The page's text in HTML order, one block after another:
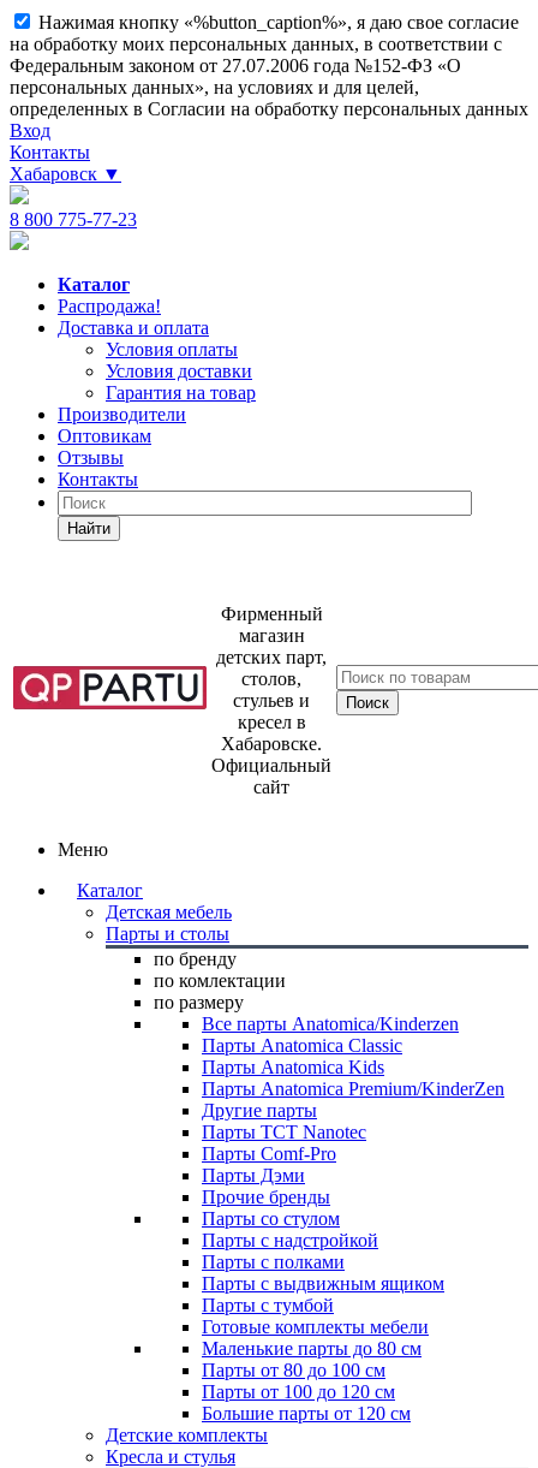
Нажимая кнопку «%button_caption%», я даю свое согласие
на обработку моих персональных данных, в соответствии с
Федеральным законом от 27.07.2006 года №152-ФЗ «О
персональных данных», на условиях и для целей,
определенных в Согласии на обработку персональных данных
Вход
Контакты
Хабаровск ▼
8 800 775-77-23
Каталог
Распродажа!
Доставка и оплата
Условия оплаты
Условия доставки
Гарантия на товар
Производители
Оптовикам
Отзывы
Контакты
Найти
Фирменный
магазин
детских парт,
столов,
стульев и
кресел в
Хабаровске.
Официальный
сайт
Меню
Каталог
Детская мебель
Парты и столы
по бренду
по комлектации
по размеру
Все парты Anatomica/Kinderzen
Парты Anatomica Classic
Парты Anatomica Kids
Парты Anatomica Premium/KinderZen
Другие парты
Парты TCT Nanotec
Парты Comf-Pro
Парты Дэми
Прочие бренды
Парты со стулом
Парты с надстройкой
Парты с полками
Парты с выдвижным ящиком
Парты с тумбой
Готовые комплекты мебели
Маленькие парты до 80 см
Парты от 80 до 100 см
Парты от 100 до 120 см
Большие парты от 120 см
Детские комплекты
Кресла и стулья